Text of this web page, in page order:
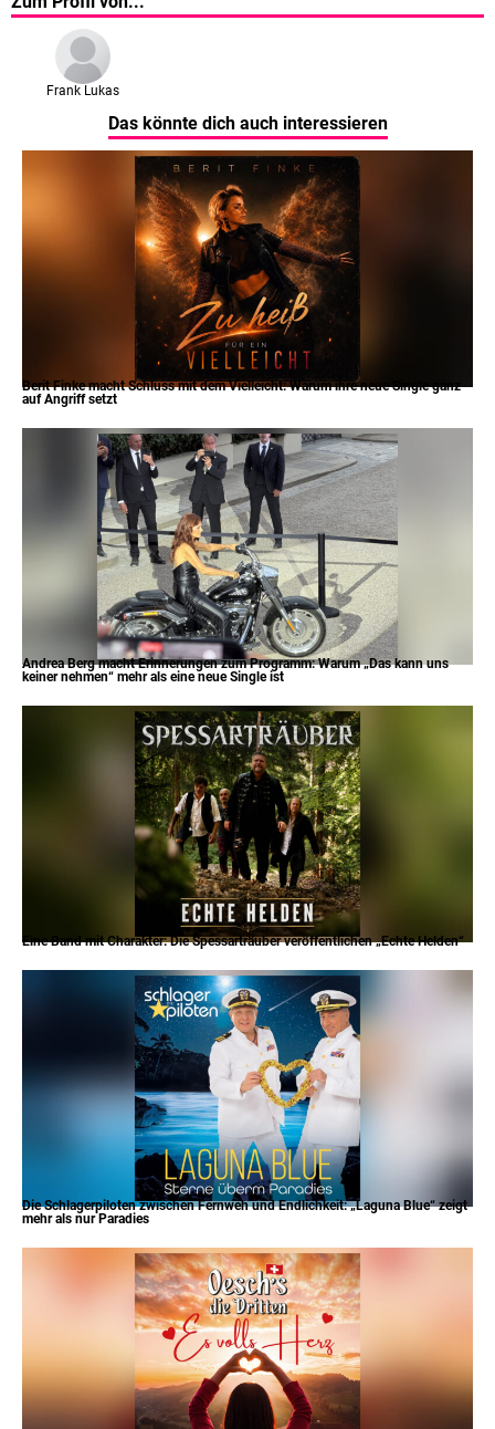
Frank Lukas
Das könnte dich auch interessieren
Berit Finke macht Schluss mit dem Vielleicht: Warum ihre neue Single ganz
auf Angriff setzt
Andrea Berg macht Erinnerungen zum Programm: Warum „Das kann uns
keiner nehmen“ mehr als eine neue Single ist
Eine Band mit Charakter: Die Spessarträuber veröffentlichen „Echte Helden“
Die Schlagerpiloten zwischen Fernweh und Endlichkeit: „Laguna Blue“ zeigt
mehr als nur Paradies